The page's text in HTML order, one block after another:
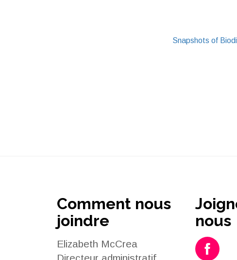
Snapshots of
Comment nous
joindre
Elizabeth McCrea
nous